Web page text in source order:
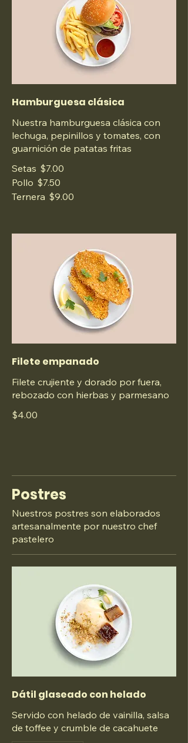
Hamburguesa clásica
Nuestra hamburguesa clásica con
lechuga, pepinillos y tomates, con
guarnición de patatas fritas
Setas $7.00
Pollo $7.50
Ternera $9.00
Filete empanado
Filete crujiente y dorado por fuera,
rebozado con hierbas y parmesano
$4.00
Postres
Nuestros postres son elaborados
artesanalmente por nuestro chef
pastelero
Dátil glaseado con helado
Servido con helado de vainilla, salsa
de toffee y crumble de cacahuete